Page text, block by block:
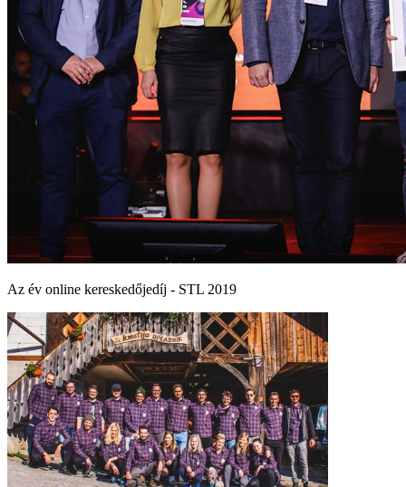
Az év online kereskedőjedíj - STL 2019